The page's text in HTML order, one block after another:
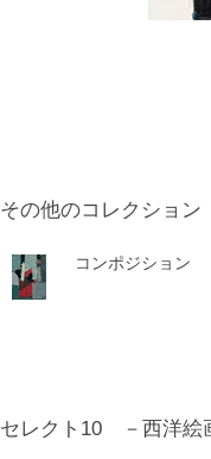
その他のコレクショ
コンポジション
セレクト10 －西洋絵